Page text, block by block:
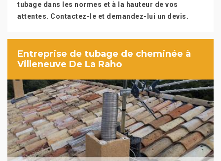
tubage dans les normes et à la hauteur de vos
attentes. Contactez-le et demandez-lui un devis.
Entreprise de tubage de cheminée à
Villeneuve De La Raho